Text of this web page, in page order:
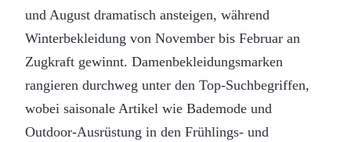
und August dramatisch ansteigen, während
Winterbekleidung von November bis Februar an
Zugkraft gewinnt. Damenbekleidungsmarken
rangieren durchweg unter den Top-Suchbegriffen,
wobei saisonale Artikel wie Bademode und
Outdoor-Ausrüstung in den Frühlings- und